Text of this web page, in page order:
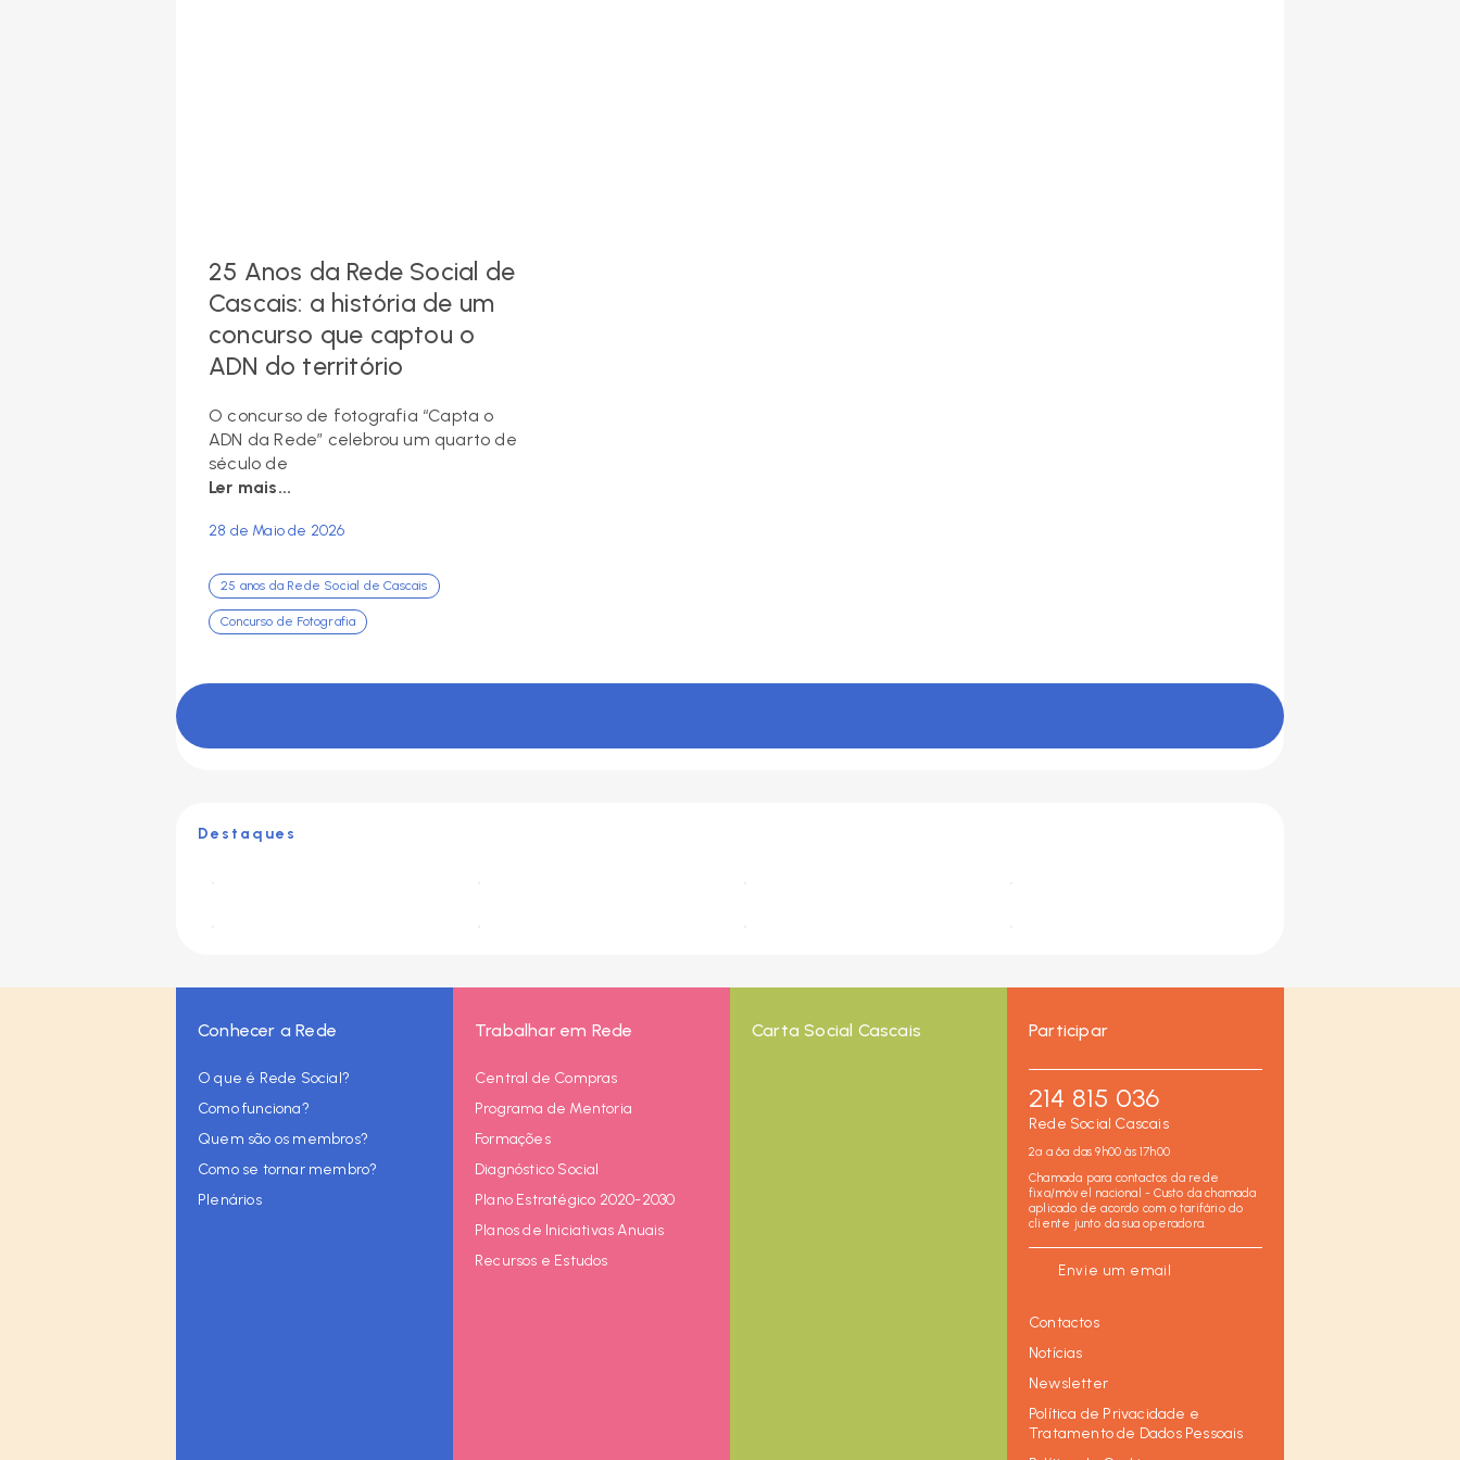
25 Anos da Rede Social de
Cascais: a história de um
concurso que captou o
ADN do território
O concurso de fotografia “Capta o
ADN da Rede” celebrou um quarto de
século de
Ler mais...
28 de Maio de 2026
25 anos da Rede Social de Cascais
Concurso de Fotografia
Destaques
Conhecer a Rede
O que é Rede Social?
Como funciona?
Quem são os membros?
Como se tornar membro?
Plenários
Trabalhar em Rede
Central de Compras
Programa de Mentoria
Formações
Diagnóstico Social
Plano Estratégico 2020-2030
Planos de Iniciativas Anuais
Recursos e Estudos
Carta Social Cascais Participar
214 815 036
Rede Social Cascais
2ª a 6ª das 9h00 às 17h00
Chamada para contactos da rede
fixa/móvel nacional - Custo da chamada
aplicado de acordo com o tarifário do
cliente junto da sua operadora.
Envie um email
Contactos
Notícias
Newsletter
Política de Privacidade e
Tratamento de Dados Pessoais